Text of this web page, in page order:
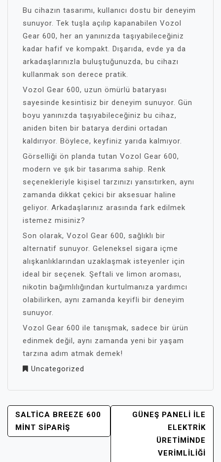
Bu cihazın tasarımı, kullanıcı dostu bir deneyim
sunuyor. Tek tuşla açılıp kapanabilen Vozol
Gear 600, her an yanınızda taşıyabileceğiniz
kadar hafif ve kompakt. Dışarıda, evde ya da
arkadaşlarınızla buluştuğunuzda, bu cihazı
kullanmak son derece pratik.
Vozol Gear 600, uzun ömürlü bataryası
sayesinde kesintisiz bir deneyim sunuyor. Gün
boyu yanınızda taşıyabileceğiniz bu cihaz,
aniden biten bir batarya derdini ortadan
kaldırıyor. Böylece, keyfiniz yarıda kalmıyor.
Görselliği ön planda tutan Vozol Gear 600,
modern ve şık bir tasarıma sahip. Renk
seçenekleriyle kişisel tarzınızı yansıtırken, aynı
zamanda dikkat çekici bir aksesuar haline
geliyor. Arkadaşlarınız arasında fark edilmek
istemez misiniz?
Son olarak, Vozol Gear 600, sağlıklı bir
alternatif sunuyor. Geleneksel sigara içme
alışkanlıklarından uzaklaşmak isteyenler için
ideal bir seçenek. Şeftali ve limon aroması,
nikotin bağımlılığından kurtulmanıza yardımcı
olabilirken, aynı zamanda keyifli bir deneyim
sunuyor.
Vozol Gear 600 ile tanışmak, sadece bir ürün
edinmek değil, aynı zamanda yeni bir yaşam
tarzına adım atmak demek!
Uncategorized
YAZI
GEZINMESI
SALTICA BREEZE 600
MINT SIPARIŞ
GÜNEŞ PANELI ILE
ELEKTRIK
ÜRETIMINDE
VERIMLILIĞI